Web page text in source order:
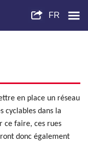
en place un réseau
cyclables dans la
ce faire, ces rues
donc également